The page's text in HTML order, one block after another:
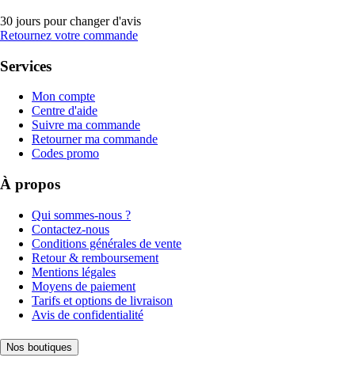
30 jours pour changer d'avis
Retournez votre commande
Services
Mon compte
Centre d'aide
Suivre ma commande
Retourner ma commande
Codes promo
À propos
Qui sommes-nous ?
Contactez-nous
Conditions générales de vente
Retour & remboursement
Mentions légales
Moyens de paiement
Tarifs et options de livraison
Avis de confidentialité
Nos boutiques